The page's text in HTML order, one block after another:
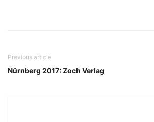
Previous article
Nürnberg 2017: Zoch Verlag